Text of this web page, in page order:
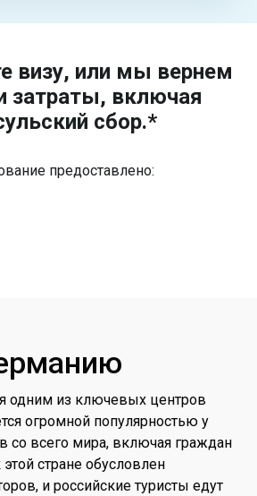
визу, или мы вернем
затраты, включая
сбор.*
предоставлено:
одним из ключевых центров
огромной популярностью у
со всего мира, включая граждан
стране обусловлен
и российские туристы едут